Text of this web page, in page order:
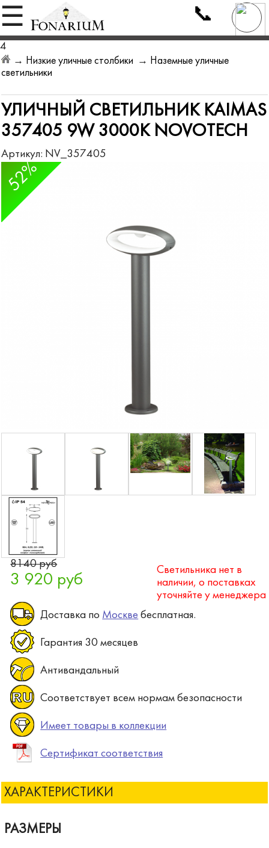
☰ 📞
4
→ Низкие уличные столбики → Наземные уличные
светильники
УЛИЧНЫЙ СВЕТИЛЬНИК KAIMAS
357405 9W 3000K NOVOTECH
Артикул: NV_357405
52%
8140 руб
3 920 руб
Светильника нет в
наличии, о поставках
уточняйте у менеджера
Доставка по Москве бесплатная.
Гарантия 30 месяцев
Антивандальный
Соответствует всем нормам безопасности
Имеет товары в коллекции
Сертификат соответствия
ХАРАКТЕРИСТИКИ
РАЗМЕРЫ